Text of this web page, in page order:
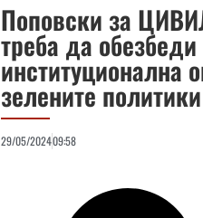
Поповски за
треба да
институционална
зелените политики
29/05/202409:58